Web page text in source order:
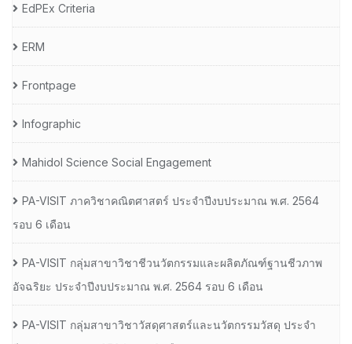
EdPEx Criteria
ERM
Frontpage
Infographic
Mahidol Science Social Engagement
PA-VISIT ภาควิชาคณิตศาสตร์ ประจำปีงบประมาณ พ.ศ. 2564
รอบ 6 เดือน
PA-VISIT กลุ่มสาขาวิชาชีวนวัตกรรมและผลิตภัณฑ์ฐานชีวภาพ
อัจฉริยะ ประจำปีงบประมาณ พ.ศ. 2564 รอบ 6 เดือน
PA-VISIT กลุ่มสาขาวิชาวัสดุศาสตร์และนวัตกรรมวัสดุ ประจำ